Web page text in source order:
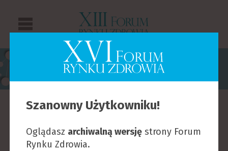
PRELEGENCI
R S T U W Z
Szanowny Użytkowniku!
Oglądasz archiwalną wersję strony Forum
Rynku Zdrowia.